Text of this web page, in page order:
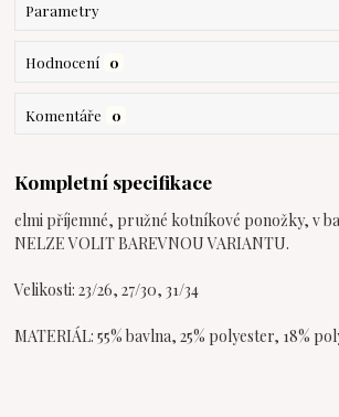
Parametry
Hodnocení 0
Komentáře 0
Kompletní specifikace
elmi příjemné, pružné kotníkové ponožky, v
NELZE VOLIT BAREVNOU VARIANTU.
Velikosti: 23/26, 27/30, 31/34
MATERIÁL: 55% bavlna, 25% polyester, 18%